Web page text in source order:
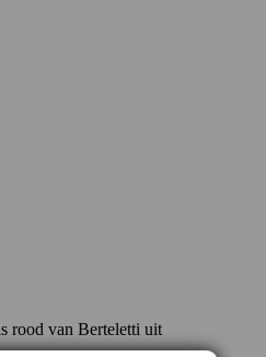
rood van Berteletti uit